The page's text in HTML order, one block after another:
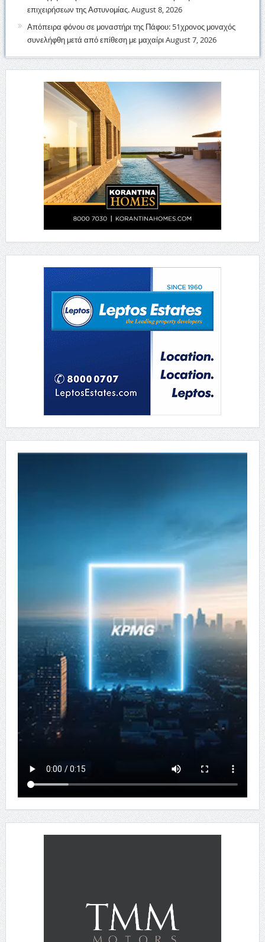
επιχειρήσεων της Αστυνομίας.August 8, 2026
Απόπειρα φόνου σε μοναστήρι της Πάφου: 51χρονος μοναχός
συνελήφθη μετά από επίθεση με μαχαίριAugust 7, 2026